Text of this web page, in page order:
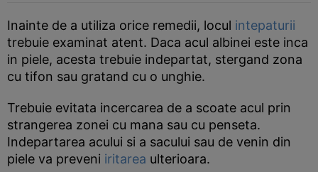
Inainte de a utiliza orice remedii, locul intepaturii
trebuie examinat atent. Daca acul albinei este inca
in piele, acesta trebuie indepartat, stergand zona
cu tifon sau gratand cu o unghie.
Trebuie evitata incercarea de a scoate acul prin
strangerea zonei cu mana sau cu penseta.
Indepartarea acului si a sacului sau de venin din
piele va preveni iritarea ulterioara.